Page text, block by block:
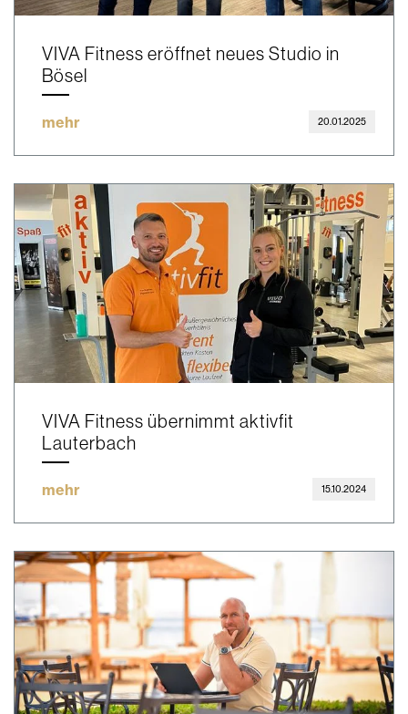
VIVA Fitness eröffnet neues Studio in
Bösel
mehr 20.01.2025
VIVA Fitness übernimmt aktivfit
Lauterbach
mehr 15.10.2024